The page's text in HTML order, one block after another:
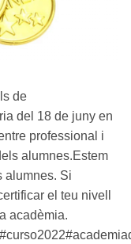
de
del 18 de juny en
professional i
alumnes.Estem
alumnes. Si
el teu nivell
acadèmia.